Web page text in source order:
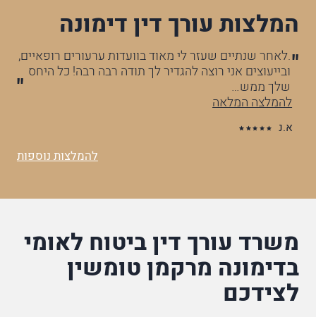
המלצות עורך דין דימונה
.לאחר שנתיים שעזר לי מאוד בוועדות ערעורים רופאיים,
ובייעוצים אני רוצה להגדיר לך תודה רבה רבה! כל היחס
שלך ממש…
להמלצה המלאה
א.נ
להמלצות נוספות
משרד עורך דין ביטוח לאומי
בדימונה מרקמן טומשין
לצידכם